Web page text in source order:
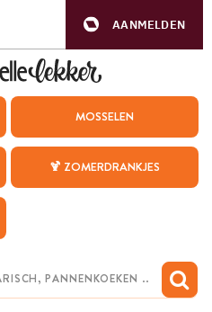
AANMELDEN
MOSSELEN
🍹 ZOMERDRANKJES